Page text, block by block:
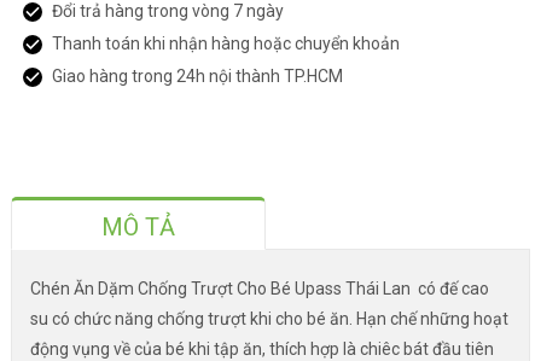
Đổi trả hàng trong vòng 7 ngày
Thanh toán khi nhận hàng hoặc chuyển khoản
Giao hàng trong 24h nội thành TP.HCM
MÔ TẢ
Chén Ăn Dặm Chống Trượt Cho Bé Upass Thái Lan có đế cao
su có chức năng chống trượt khi cho bé ăn. Hạn chế những hoạt
động vụng về của bé khi tập ăn, thích hợp là chiêc bát đầu tiên